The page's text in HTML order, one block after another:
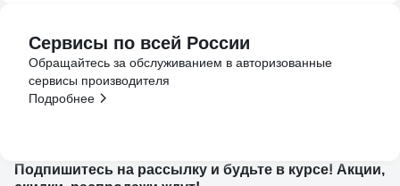
Сервисы по всей России
Обращайтесь за обслуживанием в авторизованные
сервисы производителя
Подробнее
Подпишитесь на рассылку и будьте в курсе! Акции,